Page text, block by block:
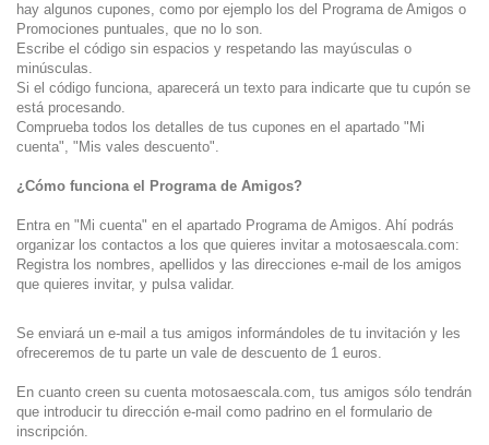
hay algunos cupones, como por ejemplo los del Programa de Amigos o
Promociones puntuales, que no lo son.
Escribe el código sin espacios y respetando las mayúsculas o
minúsculas.
Si el código funciona, aparecerá un texto para indicarte que tu cupón se
está procesando.
Comprueba todos los detalles de tus cupones en el apartado "Mi
cuenta", "Mis vales descuento".
¿Cómo funciona el Programa de Amigos?
Entra en "Mi cuenta" en el apartado Programa de Amigos. Ahí podrás
organizar los contactos a los que quieres invitar a motosaescala.com:
Registra los nombres, apellidos y las direcciones e-mail de los amigos
que quieres invitar, y pulsa validar.
Se enviará un e-mail a tus amigos informándoles de tu invitación y les
ofreceremos de tu parte un vale de descuento de 1 euros.
En cuanto creen su cuenta motosaescala.com, tus amigos sólo tendrán
que introducir tu dirección e-mail como padrino en el formulario de
inscripción.